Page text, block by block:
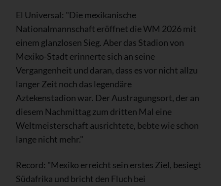
El Universal: "Die mexikanische
Nationalmannschaft eröffnet die WM 2026 mit
einem glanzlosen Sieg. Aber das Stadion von
Mexiko-Stadt erinnerte sich an seine
Vergangenheit und daran, dass es vor nicht allzu
langer Zeit noch das legendäre
Aztekenstadion war. Der Austragungsort, der an
diesem Nachmittag zum dritten Mal eine
Weltmeisterschaft ausrichtete, bebte wie schon
lange nicht mehr."
Record: "Mexiko erreicht sein erstes Ziel, besiegt
Südafrika und bricht den Fluch bei